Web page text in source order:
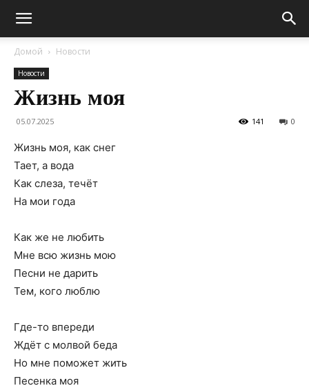
Домой Новости
Новости
Жизнь моя
05.07.2025 0
141
Жизнь моя, как снег
Тает, а вода
Как слеза, течёт
На мои года
Как же не любить
Мне всю жизнь мою
Песни не дарить
Тем, кого люблю
Где-то впереди
Ждёт с молвой беда
Но мне поможет жить
Песенка моя